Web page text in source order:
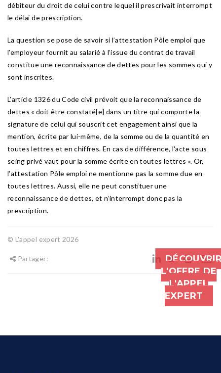
débiteur du droit de celui contre lequel il prescrivait interrompt
le délai de prescription.
La question se pose de savoir si l’attestation Pôle emploi que
l’employeur fournit au salarié à l’issue du contrat de travail
constitue une reconnaissance de dettes pour les sommes qui y
sont inscrites.
L’article 1326 du Code civil prévoit que la reconnaissance de
dettes « doit être constaté[e] dans un titre qui comporte la
signature de celui qui souscrit cet engagement ainsi que la
mention, écrite par lui-même, de la somme ou de la quantité en
toutes lettres et en chiffres. En cas de différence, l'acte sous
seing privé vaut pour la somme écrite en toutes lettres ». Or,
l’attestation Pôle emploi ne mentionne pas la somme due en
toutes lettres. Aussi, elle ne peut constituer une
reconnaissance de dettes, et n’interrompt donc pas la
prescription.
© L'appel expert 2026
Partager:
L'OFFRE DE
L'APPEL
EXPERT